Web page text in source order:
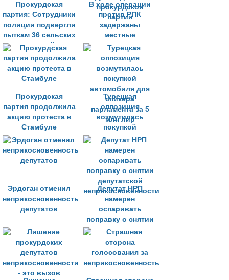
Прокурдская
партия: Сотрудники
полиции подвергли
пыткам 36 сельских
жителей
В ходе операции
против РПК
задержаны
местные
руководители
прокурдской
партии
Прокурдская
партия продолжила
акцию протеста в
Стамбуле
Турецкая
оппозиция
возмутилась
покупкой
автомобиля для
спикера
парламента за 5
млн лир
Эрдоган отменил
неприкосновенность
депутатов
Депутат НРП
намерен
оспаривать
поправку о снятии
депутатской
неприкосновенности